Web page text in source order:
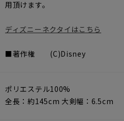
用頂けます。
ディズニーネクタイはこちら
■著作権 (C)Disney
ポリエステル100%
全長：約145cm 大剣幅：6.5cm